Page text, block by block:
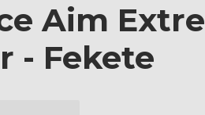
Aim
- Fekete